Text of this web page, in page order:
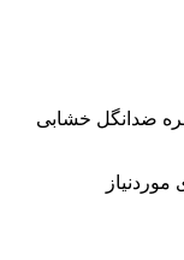
ضدانگل خشابی